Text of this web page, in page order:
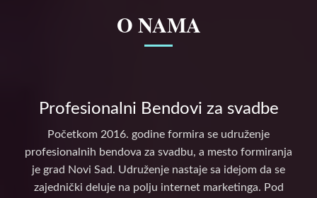
O NAMA
Profesionalni Bendovi za svadbe
Početkom 2016. godine formira se udruženje
profesionalnih bendova za svadbu, a mesto formiranja
je grad Novi Sad. Udruženje nastaje sa idejom da se
zajednički deluje na polju internet marketinga. Pod